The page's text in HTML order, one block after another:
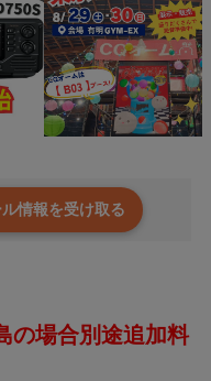
情報を受け取る
の場合別途追加料